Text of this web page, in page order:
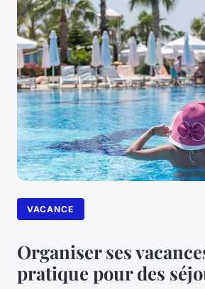
VACANCE
Organiser ses
pratique pour des